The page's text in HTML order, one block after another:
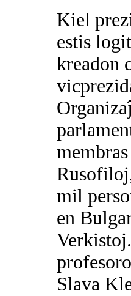
Kiel
estis
kreadon
mil
en
Slava